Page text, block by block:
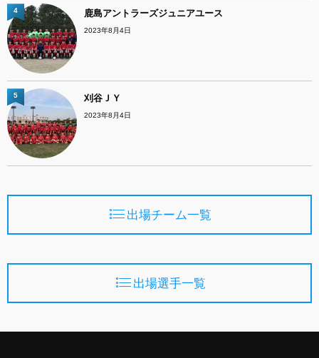
鹿島アントラーズジュニアユース
2023年8月4日
4
刈谷ＪＹ
2023年8月4日
5
出場チーム一覧
出場選手一覧